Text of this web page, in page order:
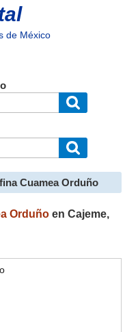
de México
Cuamea Orduño
Orduño en Cajeme,